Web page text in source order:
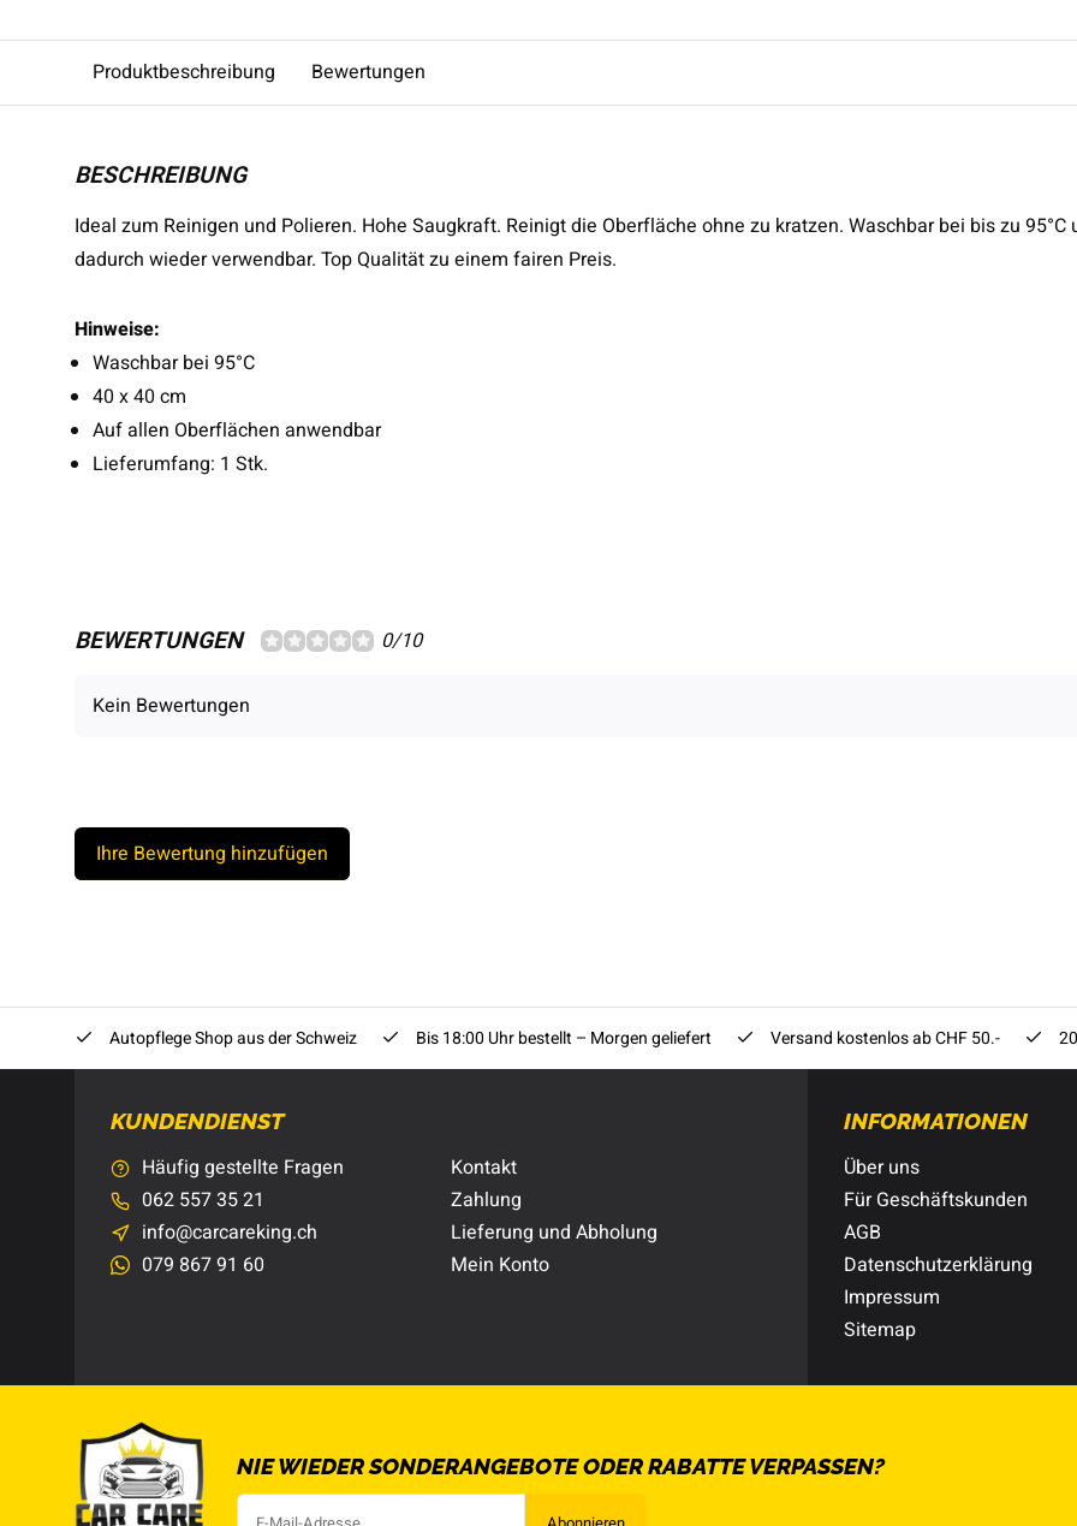
Produktbeschreibung Bewertungen
BESCHREIBUNG
Ideal zum Reinigen und Polieren. Hohe Saugkraft. Reinigt die Oberfläche ohne zu kratzen. Waschbar bei bis zu 95°C
dadurch wieder verwendbar. Top Qualität zu einem fairen Preis.
Hinweise:
Waschbar bei 95°C
40 x 40 cm
Auf allen Oberflächen anwendbar
Lieferumfang: 1 Stk.
BEWERTUNGEN 0/10
Kein Bewertungen
Ihre Bewertung hinzufügen
Autopflege Shop aus der Schweiz Bis 18:00 Uhr bestellt – Morgen geliefert Versand kostenlos ab CHF 50.-
KUNDENDIENST
Häufig gestellte Fragen
062 557 35 21
info@carcareking.ch
079 867 91 60
Kontakt
Zahlung
Lieferung und Abholung
Mein Konto
INFORMATIONEN
Über uns
Für Geschäftskunden
AGB
Datenschutzerklärung
Impressum
Sitemap
NIE WIEDER SONDERANGEBOTE ODER RABATTE VERPASSEN?